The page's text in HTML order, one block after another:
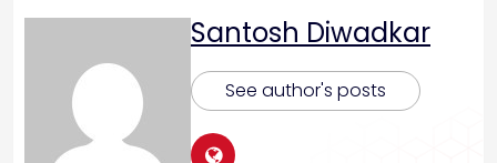
Santosh Diwadkar
See author's posts